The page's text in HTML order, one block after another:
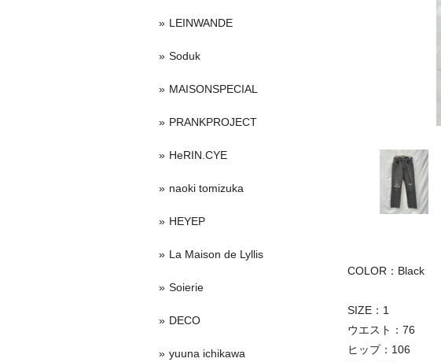
COLOR：Black
SIZE：1
ウエスト：76
ヒップ：106
LEINWANDE
Soduk
MAISONSPECIAL
PRANKPROJECT
HeRIN.CYE
naoki tomizuka
HEYEP
La Maison de Lyllis
Soierie
DECO
yuuna ichikawa